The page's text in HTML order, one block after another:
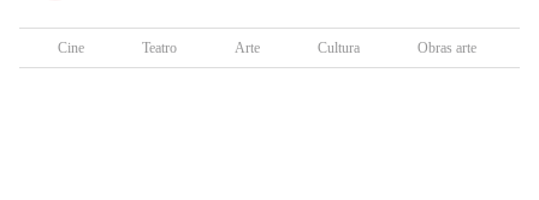
Cine Teatro Arte Cultura Obras arte